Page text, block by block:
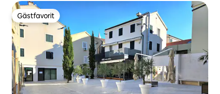
Gästfavorit
Gästfavorit